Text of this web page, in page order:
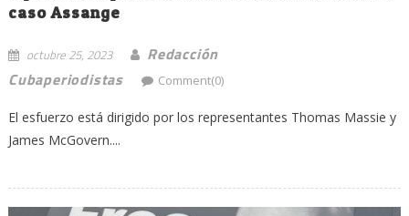
caso Assange
octubre 25, 2023
Redacción
Cubaperiodistas
Comment(0)
El esfuerzo está dirigido por los representantes Thomas Massie y
James McGovern....